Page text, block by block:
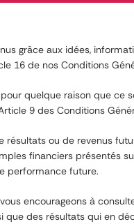
grâce aux idées,
16 de nos Conditions
quelque raison que ce
9 des Conditions
ou de revenus
financiers présentés
performance future.
encourageons à
des résultats qui en